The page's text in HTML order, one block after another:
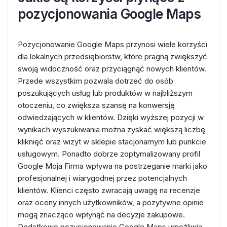
pozycjonowania Google Maps
Pozycjonowanie Google Maps przynosi wiele korzyści
dla lokalnych przedsiębiorstw, które pragną zwiększyć
swoją widoczność oraz przyciągnąć nowych klientów.
Przede wszystkim pozwala dotrzeć do osób
poszukujących usług lub produktów w najbliższym
otoczeniu, co zwiększa szansę na konwersję
odwiedzających w klientów. Dzięki wyższej pozycji w
wynikach wyszukiwania można zyskać większą liczbę
kliknięć oraz wizyt w sklepie stacjonarnym lub punkcie
usługowym. Ponadto dobrze zoptymalizowany profil
Google Moja Firma wpływa na postrzeganie marki jako
profesjonalnej i wiarygodnej przez potencjalnych
klientów. Klienci często zwracają uwagę na recenzje
oraz oceny innych użytkowników, a pozytywne opinie
mogą znacząco wpłynąć na decyzje zakupowe.